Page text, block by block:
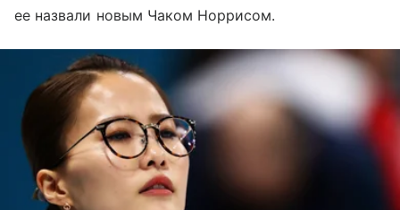
ее назвали новым Чаком Норрисом.